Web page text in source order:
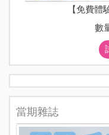
【免費
數
當期雜誌